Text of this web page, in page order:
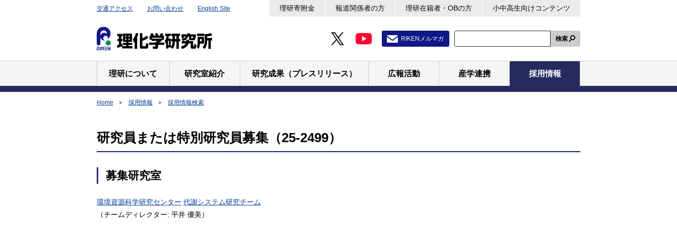
交通アクセス お問い合わせ English Site 理研寄附金 報道関係者の方 理研在籍者・OBの方 小中高生向けコンテンツ
RIKENメルマガ 検索
理研について 研究室紹介 研究成果（プレスリリース） 広報活動 産学連携 採用情報
Home 採用情報 採用情報検索
研究員または特別研究員募集（25-2499）
募集研究室
環境資源科学研究センター 代謝システム研究チーム
（チームディレクター: 平井 優美）